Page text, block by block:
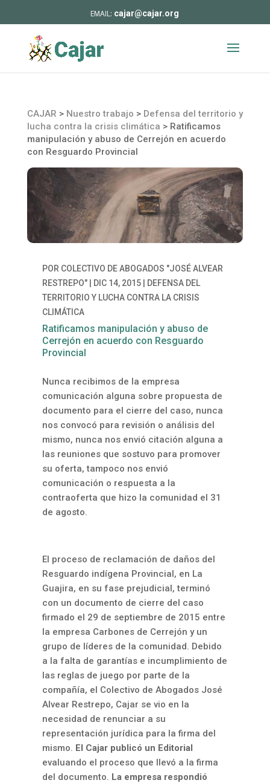
cajar@cajar.org
CAJAR > Nuestro trabajo > Defensa del territorio y
lucha contra la crisis climática > Ratificamos
manipulación y abuso de Cerrejón en acuerdo
con Resguardo Provincial
POR COLECTIVO DE ABOGADOS "JOSÉ ALVEAR
RESTREPO"| DIC 14, 2015|
DEFENSA DEL
TERRITORIO Y LUCHA CONTRA LA CRISIS
CLIMÁTICA
Ratificamos manipulación y abuso de
Cerrejón en acuerdo con Resguardo
Provincial
Nunca recibimos de la empresa
comunicación alguna sobre propuesta de
documento para el cierre del caso, nunca
nos convocó para revisión o análisis del
mismo, nunca nos envió citación alguna a
las reuniones que sostuvo para promover
su oferta, tampoco nos envió
comunicación o respuesta a la
contraoferta que hizo la comunidad el 31
de agosto.
El proceso de reclamación de daños del
Resguardo indígena Provincial, en La
Guajira, en su fase prejudicial, terminó
con un documento de cierre del caso
firmado el 29 de septiembre de 2015 entre
la empresa Carbones de Cerrejón y un
grupo de líderes de la comunidad. Debido
a la falta de garantías e incumplimiento de
las reglas de juego por parte de la
compañía, el Colectivo de Abogados José
Alvear Restrepo, Cajar se vio en la
necesidad de renunciar a su
representación jurídica para la firma del
mismo. El Cajar publicó un Editorial
evaluando el proceso que llevó a la firma
del documento. La empresa respondió